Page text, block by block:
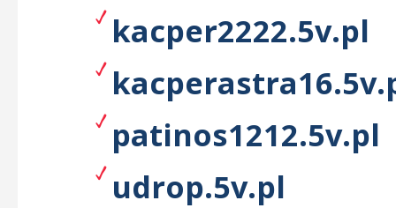
kacper2222.5v.pl
patinos1212.5v.pl
udrop.5v.pl